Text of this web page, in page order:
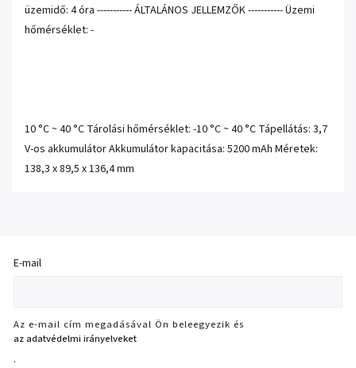
üzemidő: 4 óra ----------- ÁLTALÁNOS JELLEMZŐK ----------- Üzemi
hőmérséklet: -
10 °C ~ 40 °C Tárolási hőmérséklet: -10 °C ~ 40 °C Tápellátás: 3,7
V-os akkumulátor Akkumulátor kapacitása: 5200 mAh Méretek:
138,3 x 89,5 x 136,4 mm
E-mail
Az e-mail cím megadásával Ön beleegyezik és
az adatvédelmi irányelveket
.